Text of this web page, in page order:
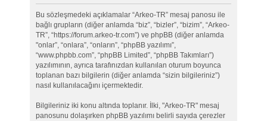
Bu sözleşmedeki açıklamalar “Arkeo-TR” mesaj panosu ile
bağlı grupların (diğer anlamda “biz”, “bizler”, “bizim”, “Arkeo-
TR”, “https://forum.arkeo-tr.com”) ve phpBB (diğer anlamda
"onlar”, “onlara”, “onların”, “phpBB yazılımı”,
“www.phpbb.com”, “phpBB Limited”, “phpBB Takımları”)
yazılımının, ayrıca tarafınızdan kullanılan oturum boyunca
toplanan bazı bilgilerin (diğer anlamda “sizin bilgileriniz”)
nasıl kullanılacağını içermektedir.
Bilgileriniz iki konu altında toplanır. İlki, "Arkeo-TR" mesaj
panosunu dolaşırken phpBB yazılımı belirli sayıda çerezler